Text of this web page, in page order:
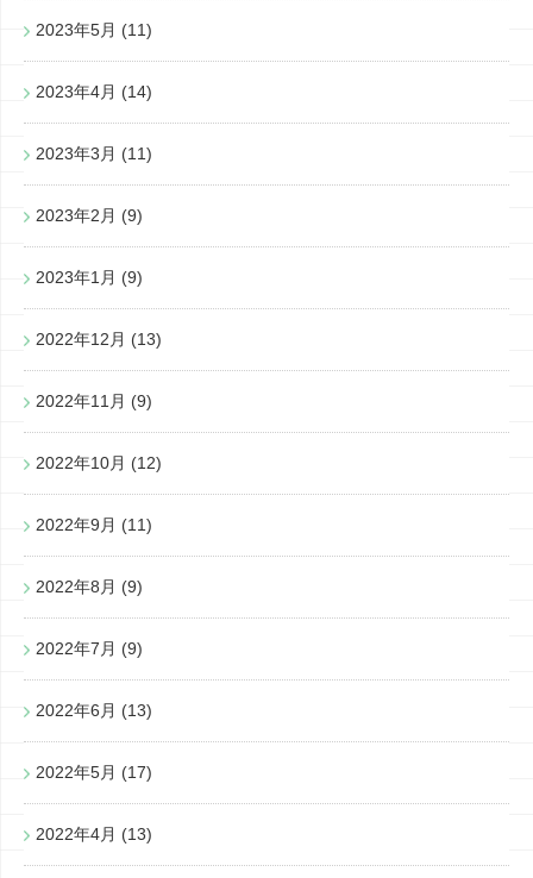
2023年5月 (11)
2023年4月 (14)
2023年3月 (11)
2023年2月 (9)
2023年1月 (9)
2022年12月 (13)
2022年11月 (9)
2022年10月 (12)
2022年9月 (11)
2022年8月 (9)
2022年7月 (9)
2022年6月 (13)
2022年5月 (17)
2022年4月 (13)